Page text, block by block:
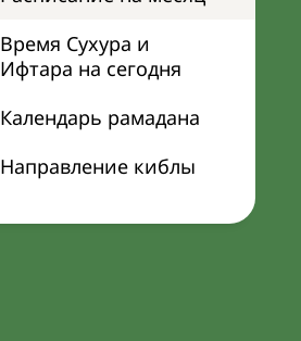
Время Сухура и
Ифтара на сегодня
Календарь рамадана
Направление киблы